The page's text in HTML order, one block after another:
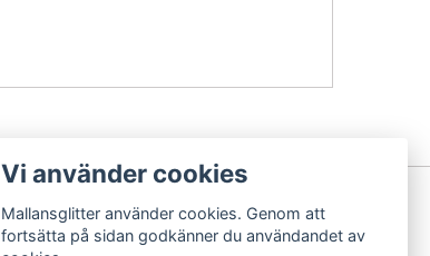
Vi använder cookies
Mallansglitter använder cookies. Genom att
fortsätta på sidan godkänner du användandet av